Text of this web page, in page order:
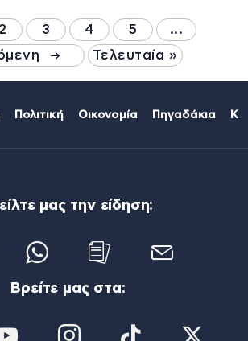
2 3 4 5
...
Τελευταία »
Πολιτική Οικονομία Πηγαδάκια
μας την είδηση:
Βρείτε μας στα: